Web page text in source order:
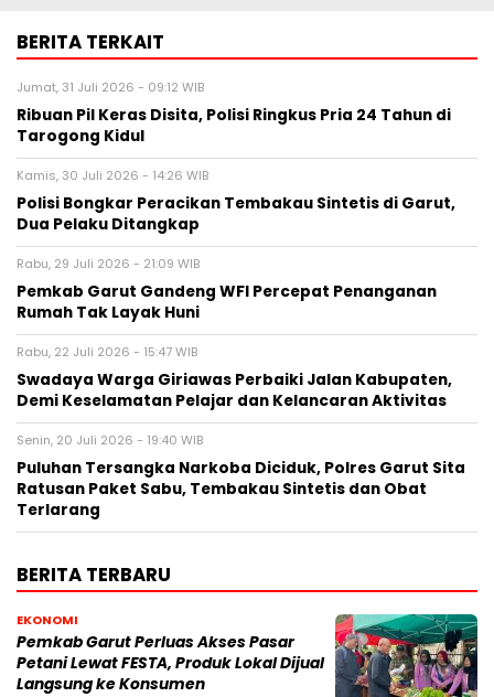
BERITA TERKAIT
Jumat, 31 Juli 2026 - 09:12 WIB
Ribuan Pil Keras Disita, Polisi Ringkus Pria 24 Tahun di
Tarogong Kidul
Kamis, 30 Juli 2026 - 14:26 WIB
Polisi Bongkar Peracikan Tembakau Sintetis di Garut,
Dua Pelaku Ditangkap
Rabu, 29 Juli 2026 - 21:09 WIB
Pemkab Garut Gandeng WFI Percepat Penanganan
Rumah Tak Layak Huni
Rabu, 22 Juli 2026 - 15:47 WIB
Swadaya Warga Giriawas Perbaiki Jalan Kabupaten,
Demi Keselamatan Pelajar dan Kelancaran Aktivitas
Senin, 20 Juli 2026 - 19:40 WIB
Puluhan Tersangka Narkoba Diciduk, Polres Garut Sita
Ratusan Paket Sabu, Tembakau Sintetis dan Obat
Terlarang
BERITA TERBARU
EKONOMI
Pemkab Garut Perluas Akses Pasar
Petani Lewat FESTA, Produk Lokal Dijual
Langsung ke Konsumen